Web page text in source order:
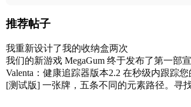
推荐帖子
我重新设计了我的收纳盒两次
我们的新游戏 MegaGum 终于发布了第一部
Valenta：健康追踪器版本2.2 在秒级内跟踪您
[测试版] 一张牌，五条不同的元素路径。寻